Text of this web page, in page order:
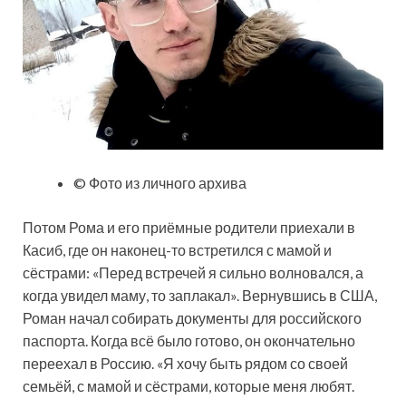
© Фото из личного архива
Потом Рома и его приёмные родители приехали в
Касиб, где он наконец-то встретился с мамой и
сёстрами: «Перед встречей я сильно волновался, а
когда увидел маму, то заплакал». Вернувшись в США,
Роман начал собирать документы для российского
паспорта. Когда всё было готово, он окончательно
переехал в Россию. «Я хочу быть рядом со своей
семьёй, с мамой и сёстрами, которые меня любят.